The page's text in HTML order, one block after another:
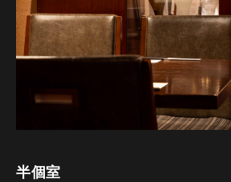
半個室